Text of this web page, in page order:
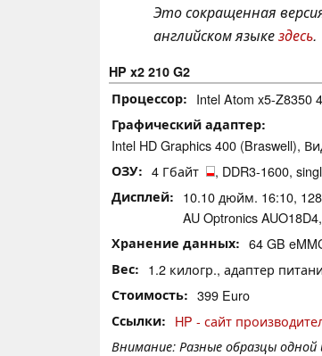
Это сокращенная
английском языкездесь.
HP x2 210 G2
Процессор
Intel Atom x5-Z8350
Графический адаптер
Intel HD Graphics 400 (Braswell),
ОЗУ 4 Гбайт , DDR3-1600,
Дисплей
10.10 дюйм. 16:10,
AU Optronics
Хранение данных 64 GB
Вес 1.2 килогр., адаптер
Стоимость 399 Euro
Ссылки HP - сайт
Внимание: Разные образцы